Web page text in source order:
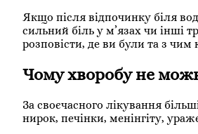
Якщо після відпочинку біля
сильний біль у м’язах чи інші
розповісти, де ви були та з чим
Чому хворобу не
За своєчасного лікування
нирок, печінки, менінгіту,